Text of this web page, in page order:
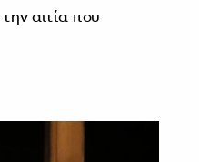
αιτία που